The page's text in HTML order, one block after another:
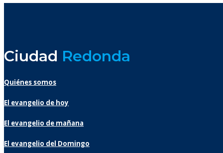
Ciudad Redonda
Quiénes somos
El evangelio de hoy
El evangelio de mañana
El evangelio del Domingo